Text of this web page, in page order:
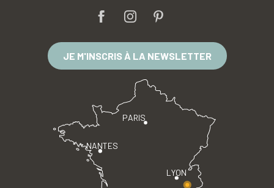
JE M'INSCRIS À LA NEWSLETTER
PARIS
LYON
NANTES